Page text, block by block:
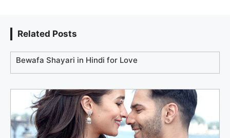
Related Posts
Bewafa Shayari in Hindi for Love